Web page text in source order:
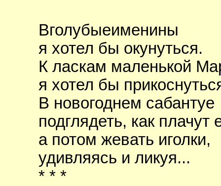
Вголубыеименины
я хотел бы окунуться.
К ласкам маленькой
я хотел бы
В новогоднем сабантуе
подглядеть, как плачут
а потом жевать иголки,
удивляясь и ликуя...
* * *